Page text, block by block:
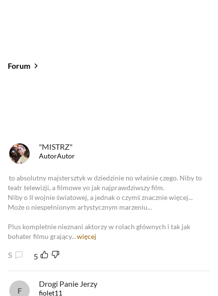
Forum
"MISTRZ"
AutorAutor
to absolutny majstersztyk w dziedzinie no właśnie czego. Niby to
teatr telewizji, a filmowe yo jak najprawdziwszy film.
Niby o II wojnie światowej, a jednak o czymś znacznie więcej...
Może o niespełnionym artystycznym marzeniu...
Plus kompletnie nieznani aktorzy w rolach głównych i tak jak
bohater filmu grający...więcej
5 5
Drogi Panie Jerzy
fiolet11